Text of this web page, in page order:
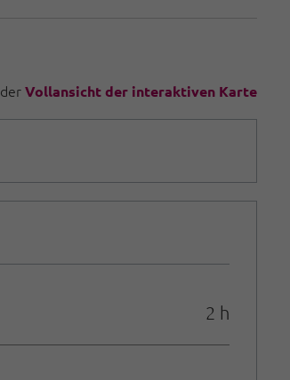
Vollansicht der interaktiven Karte
2 h